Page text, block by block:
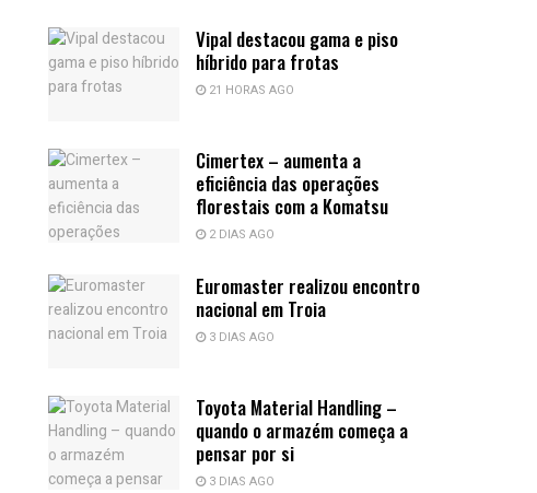
Vipal destacou gama e piso
híbrido para frotas
21 HORAS AGO
Cimertex – aumenta a
eficiência das operações
florestais com a Komatsu
2 DIAS AGO
Euromaster realizou encontro
nacional em Troia
3 DIAS AGO
Toyota Material Handling –
quando o armazém começa a
pensar por si
3 DIAS AGO